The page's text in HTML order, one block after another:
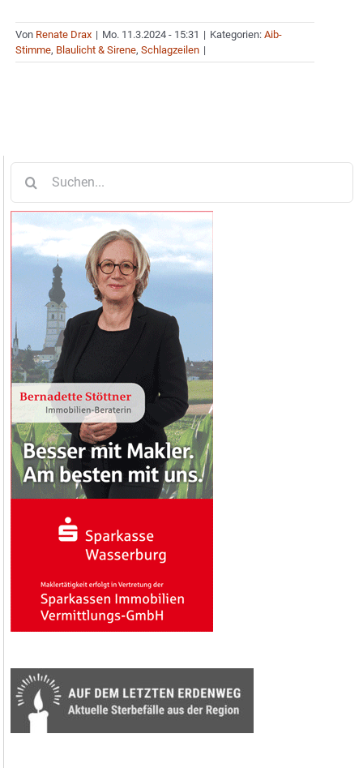
Von Renate Drax | Mo. 11.3.2024 - 15:31 | Kategorien: Aib-
Stimme, Blaulicht & Sirene, Schlagzeilen |
nach: